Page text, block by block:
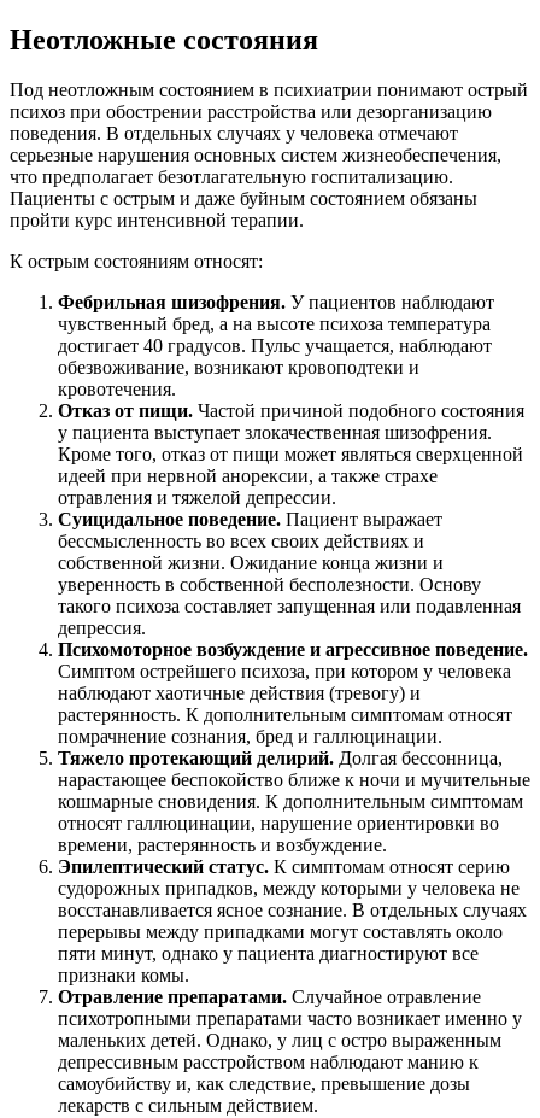
Неотложные состояния
Под неотложным состоянием в психиатрии понимают острый
психоз при обострении расстройства или дезорганизацию
поведения. В отдельных случаях у человека отмечают
серьезные нарушения основных систем жизнеобеспечения,
что предполагает безотлагательную госпитализацию.
Пациенты с острым и даже буйным состоянием обязаны
пройти курс интенсивной терапии.
К острым состояниям относят:
Фебрильная шизофрения. У пациентов наблюдают
чувственный бред, а на высоте психоза температура
достигает 40 градусов. Пульс учащается, наблюдают
обезвоживание, возникают кровоподтеки и
кровотечения.
Отказ от пищи. Частой причиной подобного состояния
у пациента выступает злокачественная шизофрения.
Кроме того, отказ от пищи может являться сверхценной
идеей при нервной анорексии, а также страхе
отравления и тяжелой депрессии.
Суицидальное поведение. Пациент выражает
бессмысленность во всех своих действиях и
собственной жизни. Ожидание конца жизни и
уверенность в собственной бесполезности. Основу
такого психоза составляет запущенная или подавленная
депрессия.
Психомоторное возбуждение и агрессивное поведение.
Симптом острейшего психоза, при котором у человека
наблюдают хаотичные действия (тревогу) и
растерянность. К дополнительным симптомам относят
помрачнение сознания, бред и галлюцинации.
Тяжело протекающий делирий. Долгая бессонница,
нарастающее беспокойство ближе к ночи и мучительные
кошмарные сновидения. К дополнительным симптомам
относят галлюцинации, нарушение ориентировки во
времени, растерянность и возбуждение.
Эпилептический статус. К симптомам относят серию
судорожных припадков, между которыми у человека не
восстанавливается ясное сознание. В отдельных случаях
перерывы между припадками могут составлять около
пяти минут, однако у пациента диагностируют все
признаки комы.
Отравление препаратами. Случайное отравление
психотропными препаратами часто возникает именно у
маленьких детей. Однако, у лиц с остро выраженным
депрессивным расстройством наблюдают манию к
самоубийству и, как следствие, превышение дозы
лекарств с сильным действием.